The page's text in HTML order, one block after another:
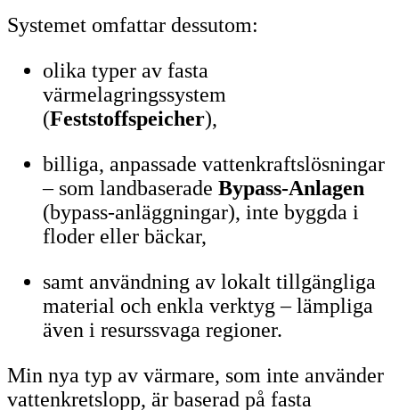
Systemet omfattar dessutom:
olika typer av fasta
värmelagringssystem
(Feststoffspeicher),
billiga, anpassade vattenkraftslösningar
– som landbaserade Bypass-Anlagen
(bypass-anläggningar), inte byggda i
floder eller bäckar,
samt användning av lokalt tillgängliga
material och enkla verktyg – lämpliga
även i resurssvaga regioner.
Min nya typ av värmare, som inte använder
vattenkretslopp, är baserad på fasta